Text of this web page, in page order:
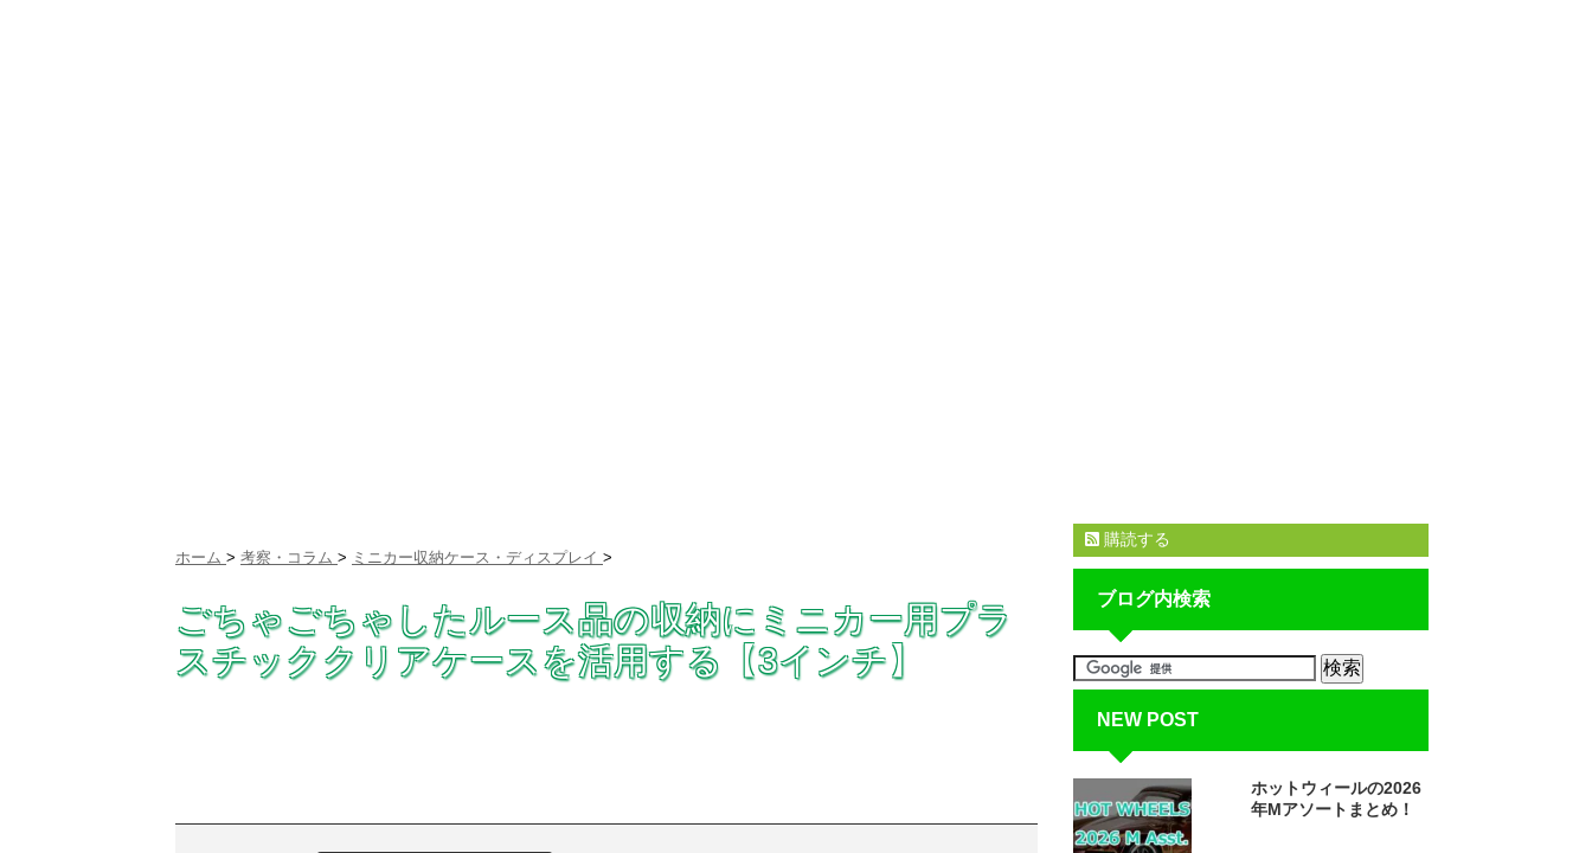
ホーム > 考察・コラム > ミニカー収納ケース・ディスプレイ >
ごちゃごちゃしたルース品の収納にミニカー用プラ
スチッククリアケースを活用する【3インチ】
購読する
ブログ内検索
NEW POST
ホットウィールの2026
年Mアソートまとめ！